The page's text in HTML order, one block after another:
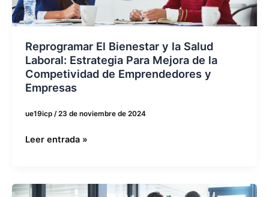
Reprogramar El Bienestar y la Salud
Laboral: Estrategia Para Mejora de la
Competividad de Emprendedores y
Empresas
ue19icp /23 de noviembre de 2024
Laboral:
Estrategia
Para
Mejora
de
la
de
y
Leer entrada »
Estrategias